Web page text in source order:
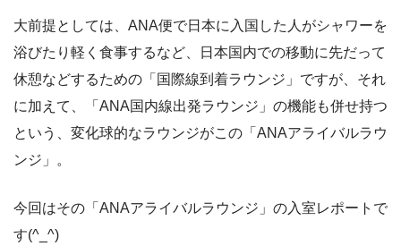
大前提としては、ANA便で日本に入国した人がシャワーを
浴びたり軽く食事するなど、日本国内での移動に先だって
休憩などするための「国際線到着ラウンジ」ですが、それ
に加えて、「ANA国内線出発ラウンジ」の機能も併せ持つ
という、変化球的なラウンジがこの「ANAアライバルラウ
ンジ」。
今回はその「ANAアライバルラウンジ」の入室レポートで
す(^_^)